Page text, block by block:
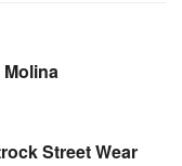
Street Wear